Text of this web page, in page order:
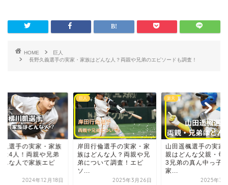
HOME
巨人
長野久義選手の実家・家族はどんな人？両親や兄弟のエピソードも調査！
行倫選手の実家・家
どんな人？両親や兄
ついて調査！エピ
2025年3月26日
楽天
山田遥楓選手の実家・両
親はどんな父親・母親？
3兄弟の真ん中っ子！
家...
2025年3月27日
巨人
横川凱選手の実家・
構成は4人！両親や
はどんな人で家族エ
ソ...
2024年12